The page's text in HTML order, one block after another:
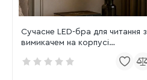
Сучасне LED-бра для читання з
вимикачем на корпусі